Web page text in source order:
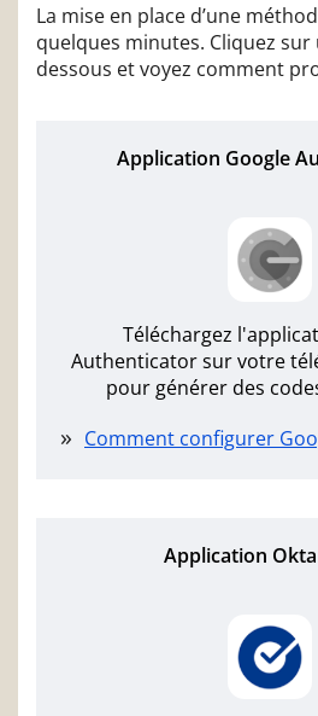
La mise en place d’une
quelques minutes. Cliquez
dessous et voyez comment
Application Google
Téléchargez
Authenticator sur votre
pour générer des
Comment configurer
Application